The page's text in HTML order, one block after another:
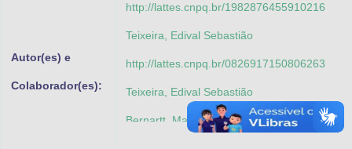
Autor(es) e
Colaborador(es):
http://lattes.cnpq.br/1982876455910216
Teixeira, Edival Sebastião
http://lattes.cnpq.br/0826917150806263
Teixeira, Edival Sebastião
Bernartt, Maria de Lourdes